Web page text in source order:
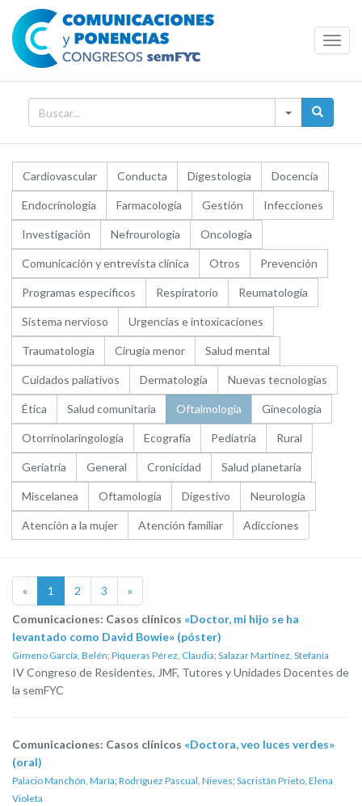
Cardiovascular Conducta Digestología Docencia
Endocrinología Farmacología Gestión Infecciones
Investigación Nefrourología Oncología
Comunicación y entrevista clínica Otros Prevención
Programas específicos Respiratorio Reumatología
Sistema nervioso Urgencias e intoxicaciones
Traumatología Cirugía menor Salud mental
Cuidados paliativos Dermatología Nuevas tecnologías
Ética Salud comunitaria Oftalmología Ginecología
Otorrinolaringología Ecografía Pediatría Rural
Geriatría General Cronicidad Salud planetaria
Miscelanea Oftamología Digestivo Neurología
Atención a la mujer Atención familiar Adicciones
« 1 2 3 »
Comunicaciones: Casos clínicos «Doctor, mi hijo se ha
levantado como David Bowie» (póster)
Gimeno García, Belén; Piqueras Pérez, Claudia; Salazar Martínez, Stefanía
IV Congreso de Residentes, JMF, Tutores y Unidades Docentes de
la semFYC
Comunicaciones: Casos clínicos «Doctora, veo luces verdes»
(oral)
Palacio Manchón, María; Rodríguez Pascual, Nieves; Sacristán Prieto, Elena
Violeta